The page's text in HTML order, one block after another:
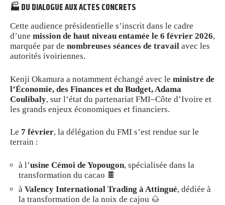
🏭 DU DIALOGUE AUX ACTES CONCRETS
Cette audience présidentielle s’inscrit dans le cadre
d’une mission de haut niveau entamée le 6 février 2026,
marquée par de nombreuses séances de travail avec les
autorités ivoiriennes.
Kenji Okamura a notamment échangé avec le ministre de
l’Économie, des Finances et du Budget, Adama
Coulibaly, sur l’état du partenariat FMI–Côte d’Ivoire et
les grands enjeux économiques et financiers.
Le 7 février, la délégation du FMI s’est rendue sur le
terrain :
à l’usine Cémoi de Yopougon, spécialisée dans la
transformation du cacao 🍫
à Valency International Trading à Attingué, dédiée à
la transformation de la noix de cajou 🌰